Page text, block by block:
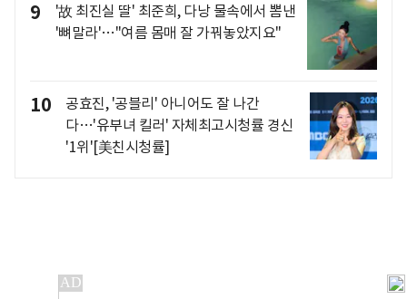
9
'故 최진실 딸' 최준희, 다낭 물속에서 뽐낸
'뼈말라'…"여름 몸매 잘 가꿔놓았지요"
10
공효진, '공블리' 아니어도 잘 나간
다…'유부녀 킬러' 자체최고시청률 경신
'1위'[美친시청률]